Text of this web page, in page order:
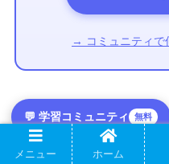
→ コミュニティで
💬 学習コミュニティ 無料
タガログ語
メニュー ホーム